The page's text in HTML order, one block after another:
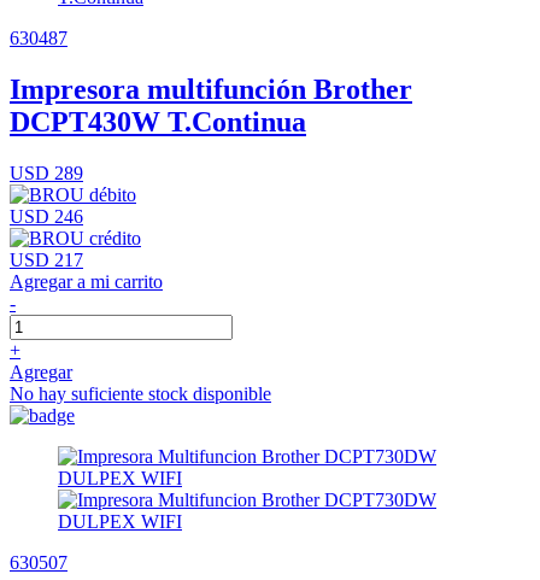
630487
Impresora multifunción Brother
DCPT430W T.Continua
USD 289
USD 246
USD 217
Agregar a mi carrito
-
+
Agregar
No hay suficiente stock disponible
630507